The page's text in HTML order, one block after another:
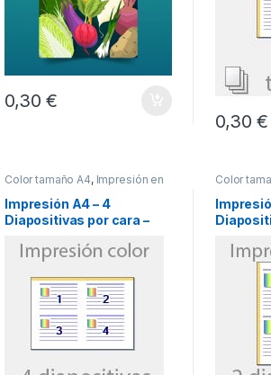
0,30 €
0,30 €
Color tamaño A4, Impresión en
Impresión A4 – 4
Diapositivas por cara –
Color